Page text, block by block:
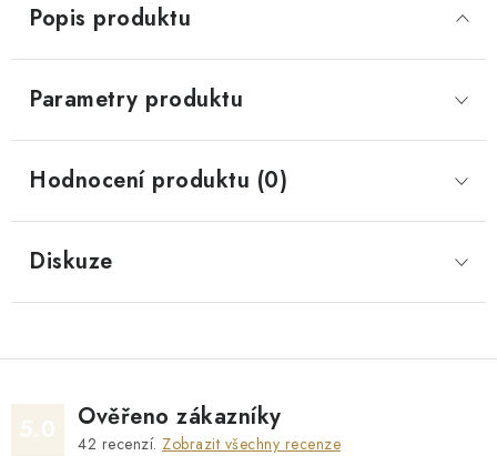
Popis produktu
Parametry produktu
Hodnocení produktu (0)
Diskuze
Ověřeno zákazníky
42 recenzí. Zobrazit všechny recenze